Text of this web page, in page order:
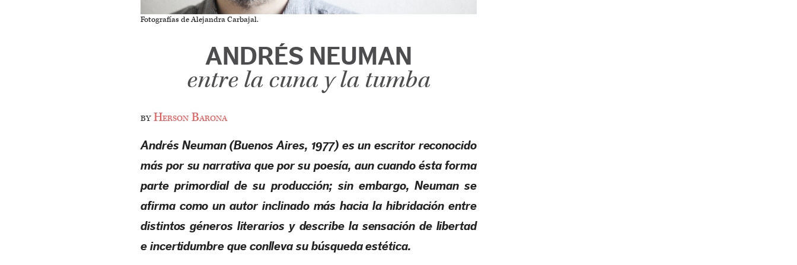
Fotografías de Alejandra Carbajal.
ANDRÉS NEUMAN
entre la cuna y la tumba
byHerson Barona
Andrés Neuman (Buenos Aires, 1977) es un escritor reconocido
más por su narrativa que por su poesía, aun cuando ésta forma
parte primordial de su producción; sin embargo, Neuman se
afirma como un autor inclinado más hacia la hibridación entre
distintos géneros literarios y describe la sensación de libertad
e incertidumbre que conlleva su búsqueda estética.